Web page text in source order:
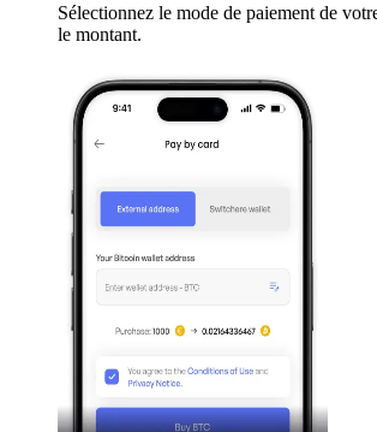
Sélectionnez le mode de paiement de
le montant.